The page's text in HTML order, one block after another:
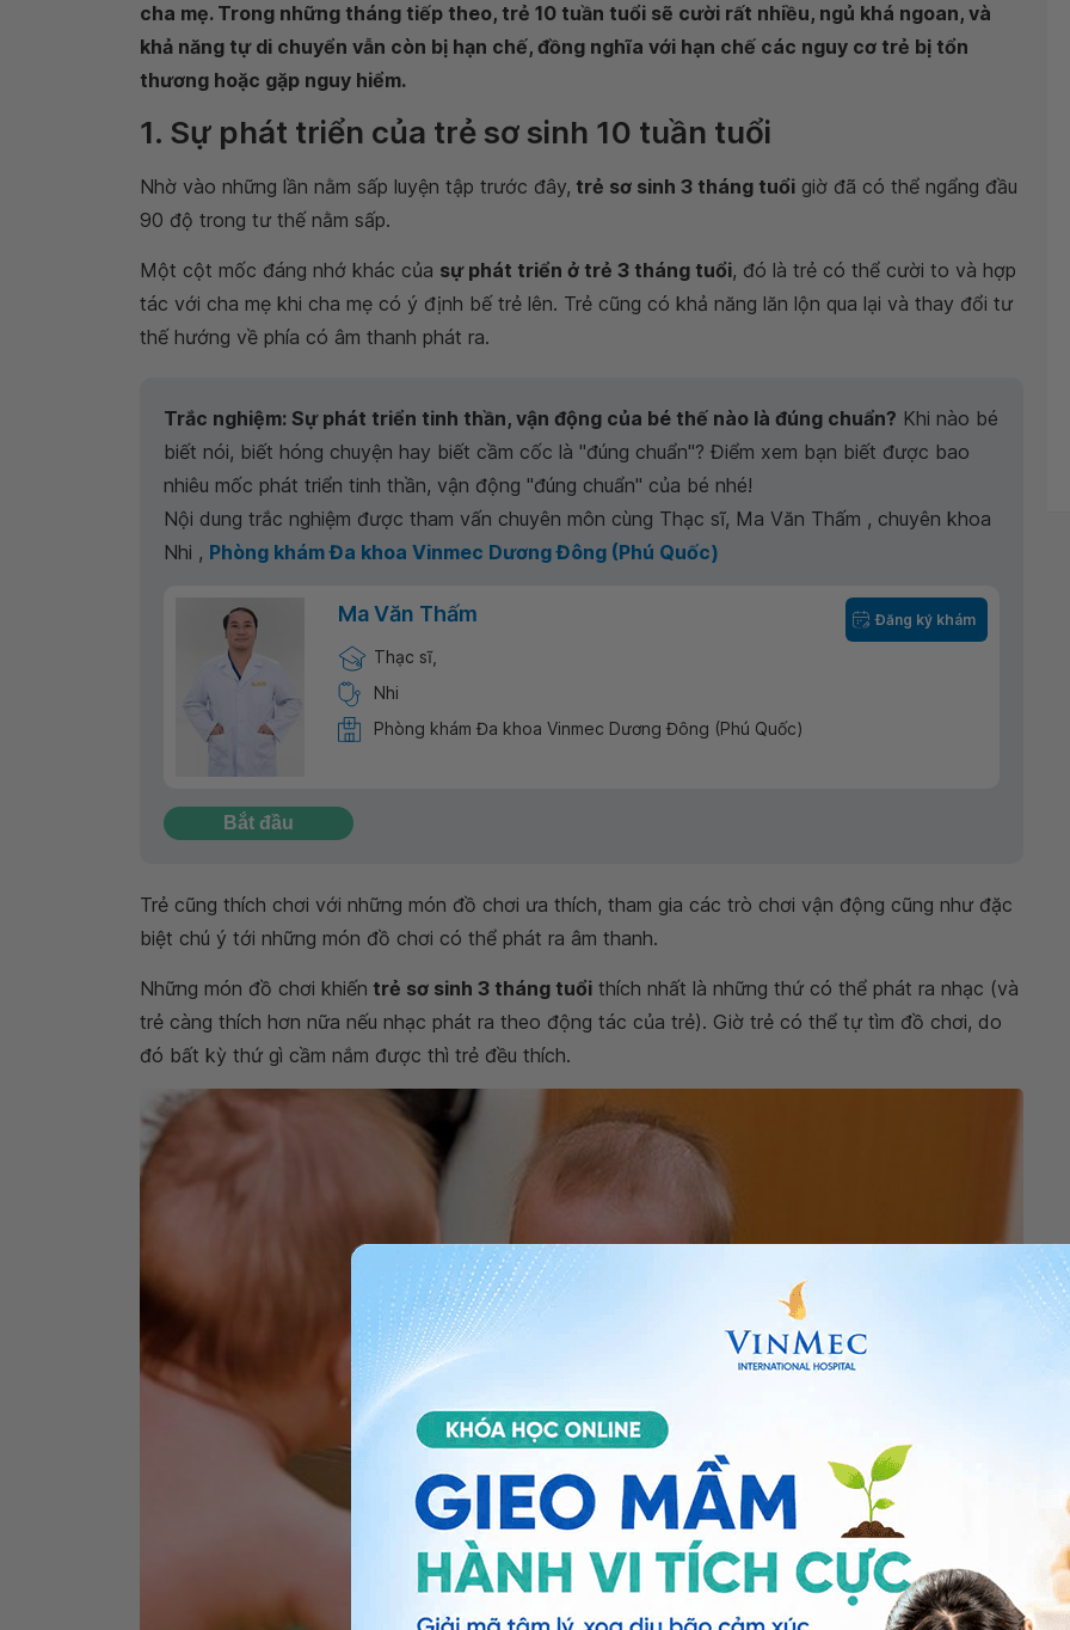
cha mẹ. Trong những tháng tiếp theo, trẻ 10 tuần tuổi sẽ cười rất nhiều, ngủ khá ngoan, và
khả năng tự di chuyển vẫn còn bị hạn chế, đồng nghĩa với hạn chế các nguy cơ trẻ bị tổn
thương hoặc gặp nguy hiểm.
1. Sự phát triển của trẻ sơ sinh 10 tuần tuổi
Nhờ vào những lần nằm sấp luyện tập trước đây, trẻ sơ sinh 3 tháng tuổi giờ đã có thể ngẩng đầu
90 độ trong tư thế nằm sấp.
Một cột mốc đáng nhớ khác của sự phát triển ở trẻ 3 tháng tuổi, đó là trẻ có thể cười to và hợp
tác với cha mẹ khi cha mẹ có ý định bế trẻ lên. Trẻ cũng có khả năng lăn lộn qua lại và thay đổi tư
thế hướng về phía có âm thanh phát ra.
Trắc nghiệm: Sự phát triển tinh thần, vận động của bé thế nào là đúng chuẩn? Khi nào bé
biết nói, biết hóng chuyện hay biết cầm cốc là "đúng chuẩn"? Điểm xem bạn biết được bao
nhiêu mốc phát triển tinh thần, vận động "đúng chuẩn" của bé nhé!
Nội dung trắc nghiệm được tham vấn chuyên môn cùng Thạc sĩ, Ma Văn Thấm , chuyên khoa
Nhi , Phòng khám Đa khoa Vinmec Dương Đông (Phú Quốc)
Ma Văn Thấm
Thạc sĩ,
Nhi
Phòng khám Đa khoa Vinmec Dương Đông (Phú Quốc)
Đăng ký khám
Bắt đầu
Trẻ cũng thích chơi với những món đồ chơi ưa thích, tham gia các trò chơi vận động cũng như đặc
biệt chú ý tới những món đồ chơi có thể phát ra âm thanh.
Những món đồ chơi khiến trẻ sơ sinh 3 tháng tuổi thích nhất là những thứ có thể phát ra nhạc (và
trẻ càng thích hơn nữa nếu nhạc phát ra theo động tác của trẻ). Giờ trẻ có thể tự tìm đồ chơi, do
đó bất kỳ thứ gì cầm nắm được thì trẻ đều thích.